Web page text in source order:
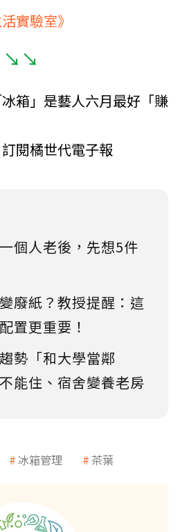
實驗室》
箱」是藝人六月最好「賺
閱橘世代電子報
個人老後，先想5件
廢紙？教授提醒：這
置更重要！
勢「和大學當鄰
能住、宿舍變養老房
冰箱管理 茶葉